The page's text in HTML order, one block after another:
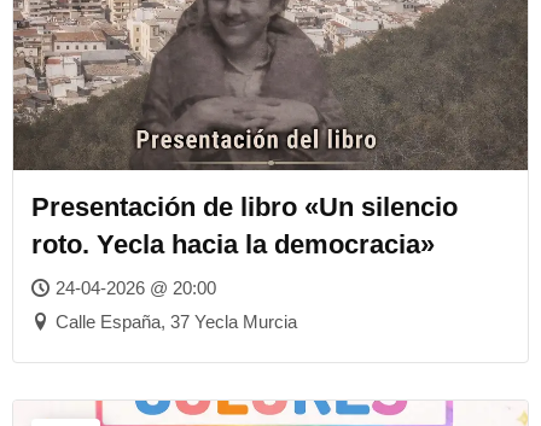
Presentación de libro «Un silencio
roto. Yecla hacia la democracia»
24-04-2026 @ 20:00
Calle España, 37 Yecla Murcia